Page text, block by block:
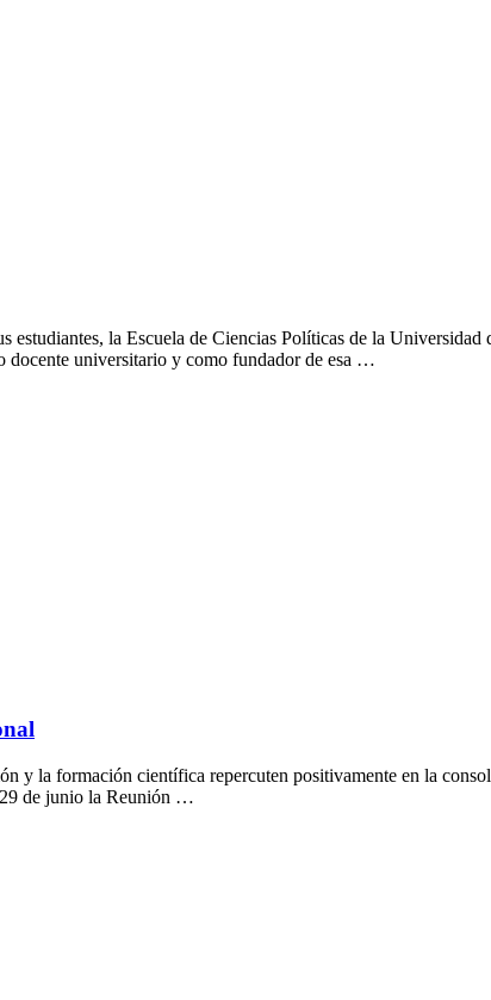
estudiantes, la Escuela de Ciencias Políticas de la
docente universitario y como fundador de esa …
y la formación científica repercuten positivamente en la
de junio la Reunión …